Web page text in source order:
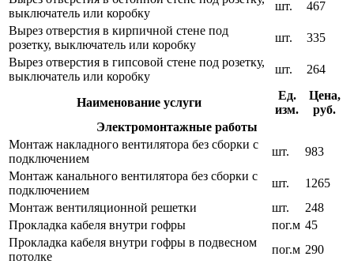
выключатель или коробку
шт.
467
Вырез отверстия в кирпичной стене под
розетку, выключатель или коробку
шт.
335
Вырез отверстия в гипсовой стене под розетку,
выключатель или коробку
шт. 264
Наименование услуги
Ед.
изм.
Цена,
руб.
Электромонтажные работы
Монтаж накладного вентилятора без сборки с
подключением
шт.
983
Монтаж канального вентилятора без сборки с
подключением
шт.
1265
Монтаж вентиляционной решетки
шт.
248
Прокладка кабеля внутри гофры
пог.м 45
Прокладка кабеля внутри гофры в подвесном
потолке
пог.м 290